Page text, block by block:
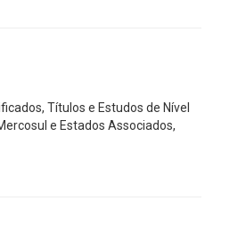
Títulos e Estudos de Nível
e Estados Associados,